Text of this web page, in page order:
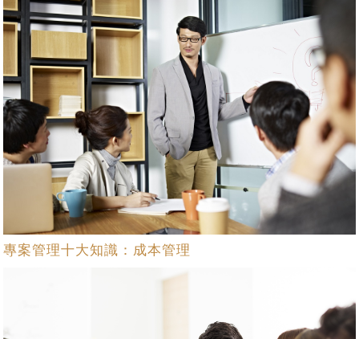
專案管理十大知識：成本管理